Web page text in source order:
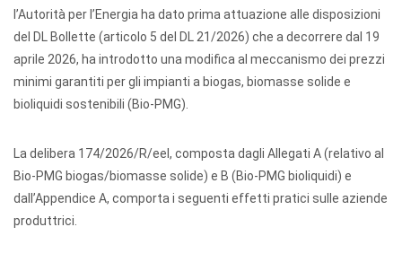
l’Autorità per l’Energia ha dato prima attuazione alle disposizioni
del DL Bollette (articolo 5 del DL 21/2026) che a decorrere dal 19
aprile 2026, ha introdotto una modifica al meccanismo dei prezzi
minimi garantiti per gli impianti a biogas, biomasse solide e
bioliquidi sostenibili (Bio-PMG).
La delibera 174/2026/R/eel, composta dagli Allegati A (relativo al
Bio-PMG biogas/biomasse solide) e B (Bio-PMG bioliquidi) e
dall’Appendice A, comporta i seguenti effetti pratici sulle aziende
produttrici.